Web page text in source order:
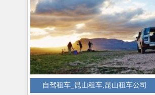
自驾租车_昆山租车,昆山租车公司